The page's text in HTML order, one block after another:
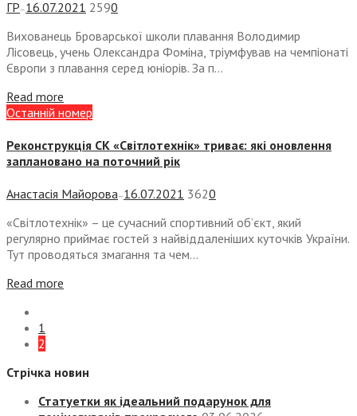
ГР — 16.07.2021 2590
Вихованець Броварської школи плавання Володимир
Лісовець, учень Олександра Фоміна, тріумфував на чемпіонаті
Європи з плавання серед юніорів. За п...
Read more
Останній номер
Реконструкція СК «Світлотехнік» триває: які оновлення
заплановано на поточний рік
Анастасія Майорова— 16.07.2021 3620
«Світлотехнік» – це сучасний спортивний об’єкт, який
регулярно приймає гостей з найвіддаленіших куточків України.
Тут проводяться змагання та чем...
Read more
1
2
Стрічка новин
Статуетки як ідеальний подарунок для